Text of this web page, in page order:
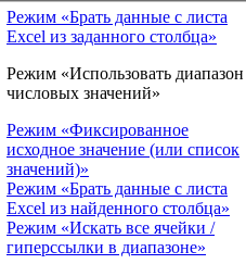
Режим «Брать данные с листа
Excel из заданного столбца»
Режим «Использовать диапазон
числовых значений»
Режим «Фиксированное
исходное значение (или список
значений)»
Режим «Брать данные с листа
Excel из найденного столбца»
Режим «Искать все ячейки /
гиперссылки в диапазоне»